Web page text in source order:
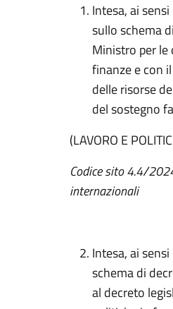
Intesa, ai
sullo schema
Ministro per le
finanze e con
delle risorse
del sostegno
(LAVORO E
Codice sito 4.4/
internazionali
Intesa, ai
schema di
al decreto